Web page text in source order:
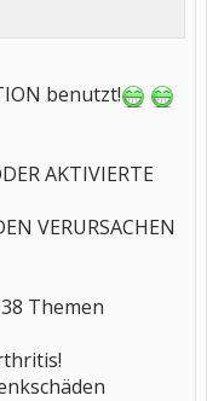
benutzt!
AKTIVIERTE
VERURSACHEN
Themen